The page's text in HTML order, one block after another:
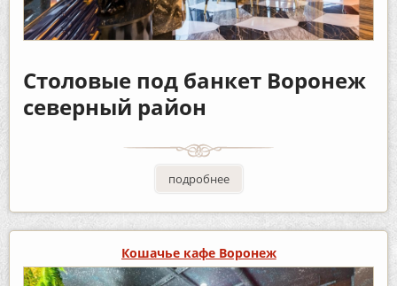
Столовые под банкет Воронеж
северный район
подробнее
Кошачье кафе Воронеж